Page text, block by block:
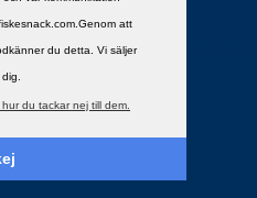
att
du detta. Vi säljer
du tackar nej till dem.